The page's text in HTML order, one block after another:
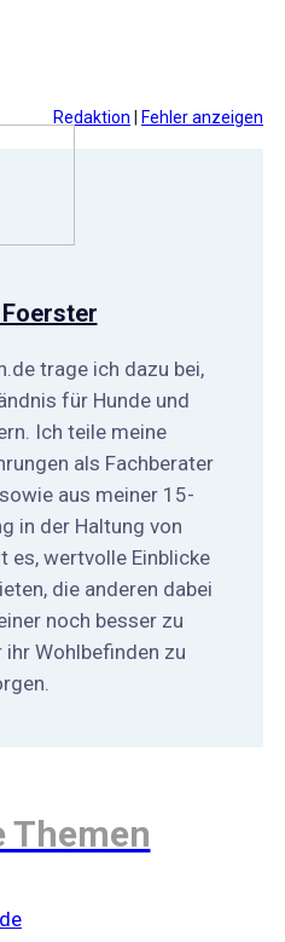
Redaktion Fehler anzeigen
trage ich dazu bei,
für Hunde und
Ich teile meine
als Fachberater
aus meiner 15-
in der Haltung von
es, wertvolle Einblicke
die anderen dabei
noch besser zu
Wohlbefinden zu
Themen